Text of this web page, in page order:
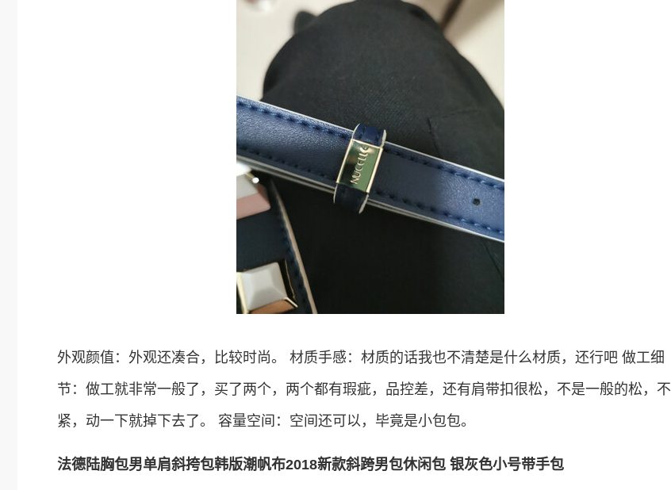
外观颜值：外观还凑合，比较时尚。 材质手感：材质的话我也不清楚是什么材质，还行吧 做工细
节：做工就非常一般了，买了两个，两个都有瑕疵，品控差，还有肩带扣很松，不是一般的松，不
紧，动一下就掉下去了。 容量空间：空间还可以，毕竟是小包包。
法德陆胸包男单肩斜挎包韩版潮帆布2018新款斜跨男包休闲包 银灰色小号带手包